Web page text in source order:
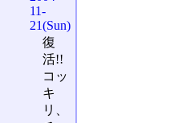
11-
21(Sun)
復
活!!
コッ
キ
リ、